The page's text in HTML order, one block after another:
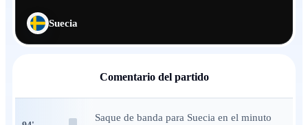
Suecia
Comentario del partido
Saque de banda para Suecia en el minuto